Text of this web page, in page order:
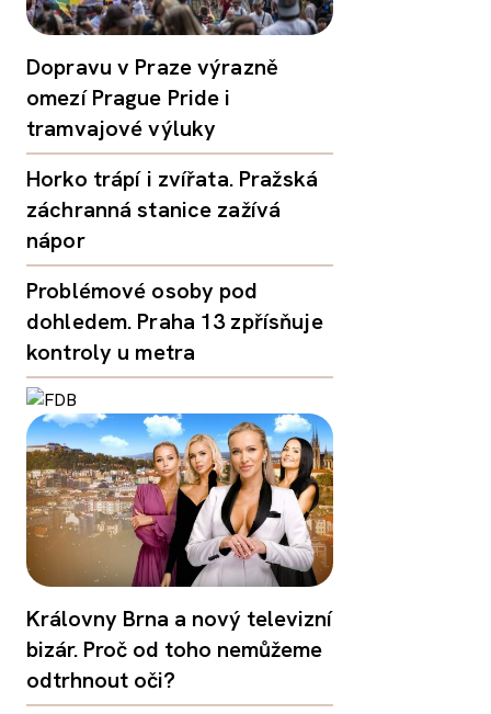
Dopravu v Praze výrazně
omezí Prague Pride i
tramvajové výluky
Horko trápí i zvířata. Pražská
záchranná stanice zažívá
nápor
Problémové osoby pod
dohledem. Praha 13 zpřísňuje
kontroly u metra
Královny Brna a nový televizní
bizár. Proč od toho nemůžeme
odtrhnout oči?